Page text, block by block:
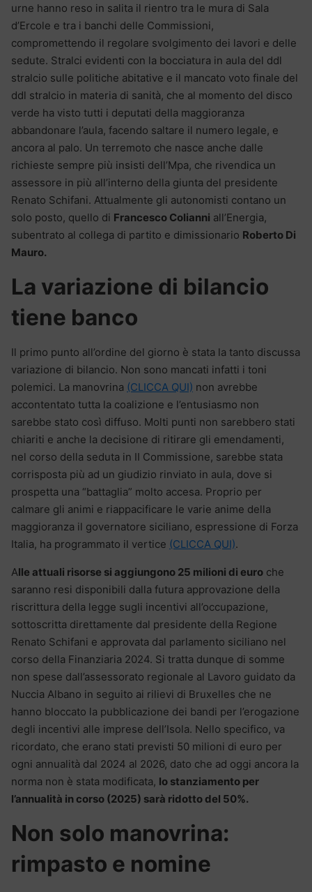
urne hanno reso in salita il rientro tra le mura di Sala
d’Ercole e tra i banchi delle Commissioni,
compromettendo il regolare svolgimento dei lavori e delle
sedute. Stralci evidenti con la bocciatura in aula del ddl
stralcio sulle politiche abitative e il mancato voto finale del
ddl stralcio in materia di sanità, che al momento del disco
verde ha visto tutti i deputati della maggioranza
abbandonare l’aula, facendo saltare il numero legale, e
ancora al palo. Un terremoto che nasce anche dalle
richieste sempre più insisti dell’Mpa, che rivendica un
assessore in più all’interno della giunta del presidente
Renato Schifani. Attualmente gli autonomisti contano un
solo posto, quello di Francesco Colianni all’Energia,
subentrato al collega di partito e dimissionario Roberto Di
Mauro.
La variazione di bilancio
tiene banco
Il primo punto all’ordine del giorno è stata la tanto discussa
variazione di bilancio. Non sono mancati infatti i toni
polemici. La manovrina (CLICCA QUI) non avrebbe
accontentato tutta la coalizione e l’entusiasmo non
sarebbe stato così diffuso. Molti punti non sarebbero stati
chiariti e anche la decisione di ritirare gli emendamenti,
nel corso della seduta in II Commissione, sarebbe stata
corrisposta più ad un giudizio rinviato in aula, dove si
prospetta una “battaglia” molto accesa. Proprio per
calmare gli animi e riappacificare le varie anime della
maggioranza il governatore siciliano, espressione di Forza
Italia, ha programmato il vertice (CLICCA QUI).
Alle attuali risorse si aggiungono 25 milioni di euro che
saranno resi disponibili dalla futura approvazione della
riscrittura della legge sugli incentivi all’occupazione,
sottoscritta direttamente dal presidente della Regione
Renato Schifani e approvata dal parlamento siciliano nel
corso della Finanziaria 2024. Si tratta dunque di somme
non spese dall’assessorato regionale al Lavoro guidato da
Nuccia Albano in seguito ai rilievi di Bruxelles che ne
hanno bloccato la pubblicazione dei bandi per l’erogazione
degli incentivi alle imprese dell’Isola. Nello specifico, va
ricordato, che erano stati previsti 50 milioni di euro per
ogni annualità dal 2024 al 2026, dato che ad oggi ancora la
norma non è stata modificata, lo stanziamento per
l’annualità in corso (2025) sarà ridotto del 50%.
Non solo manovrina:
rimpasto e nomine